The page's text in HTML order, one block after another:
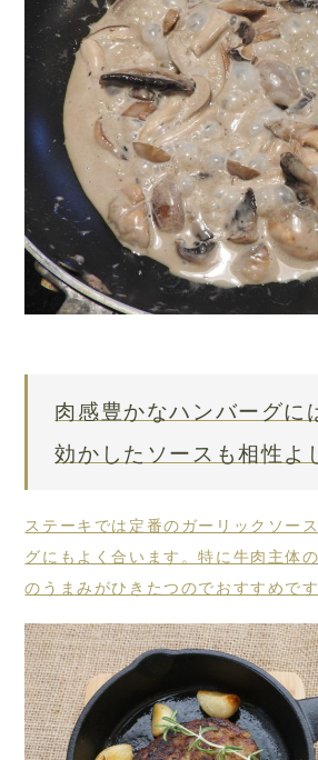
肉感豊かなハンバーグに
効かしたソースも相性よ
ステーキでは定番のガーリックソー
グにもよく合います。特に牛肉主体
のうまみがひきたつのでおすすめです